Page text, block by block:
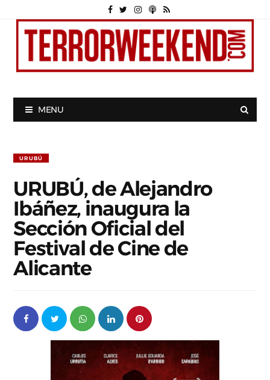
MENU
URUBÚ
URUBÚ, de Alejandro
Ibáñez, inaugura la
Sección Oficial del
Festival de Cine de
Alicante